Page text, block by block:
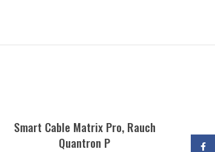
Smart Cable Matrix Pro, Rauch
Quantron P